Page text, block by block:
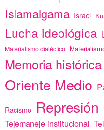
Islamalgama Israel
Lucha ideológica
Materialismo dialéctico
Memoria histórica
Oriente Medio
Racismo Represión
Tejemaneje institucional